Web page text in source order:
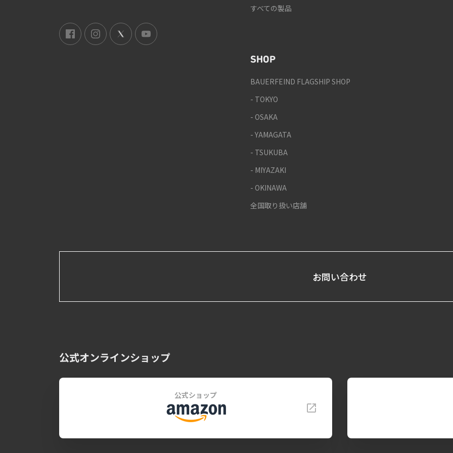
すべての製品
SHOP
BAUERFEIND FLAGSHIP SHOP
- TOKYO
- OSAKA
- YAMAGATA
- TSUKUBA
- MIYAZAKI
- OKINAWA
全国取り扱い店舗
お問い合わせ
公式オンラインショップ
公式ショップ